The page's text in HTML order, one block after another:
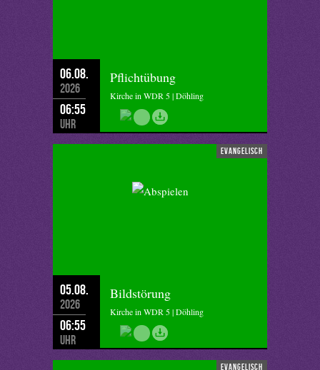
06.08.
2026
06:55
Uhr
Pflichtübung
Kirche in WDR 5 | Döhling
evangelisch
05.08.
2026
06:55
Uhr
Bildstörung
Kirche in WDR 5 | Döhling
evangelisch